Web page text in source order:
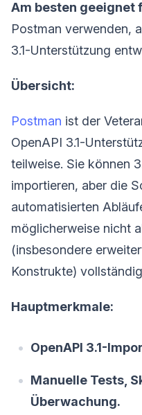
Am besten geeignet
Postman verwenden,
3.1-Unterstützung
Übersicht:
Postman ist der
OpenAPI 3.1-
teilweise. Sie können
importieren, aber die
automatisierten
möglicherweise nicht
(insbesondere
Konstrukte)
Hauptmerkmale:
OpenAPI 3.1-
Manuelle Tests,
Überwachung.